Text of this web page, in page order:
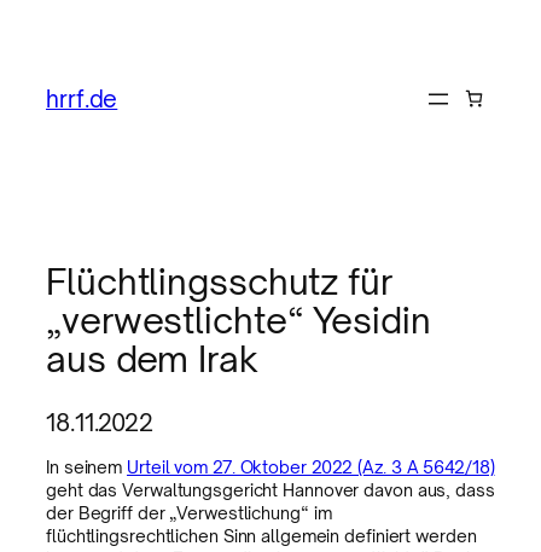
hrrf.de
Flüchtlingsschutz für
„verwestlichte“ Yesidin
aus dem Irak
18.11.2022
In seinem Urteil vom 27. Oktober 2022 (Az. 3 A 5642/18)
geht das Verwaltungsgericht Hannover davon aus, dass
der Begriff der „Verwestlichung“ im
flüchtlingsrechtlichen Sinn allgemein definiert werden